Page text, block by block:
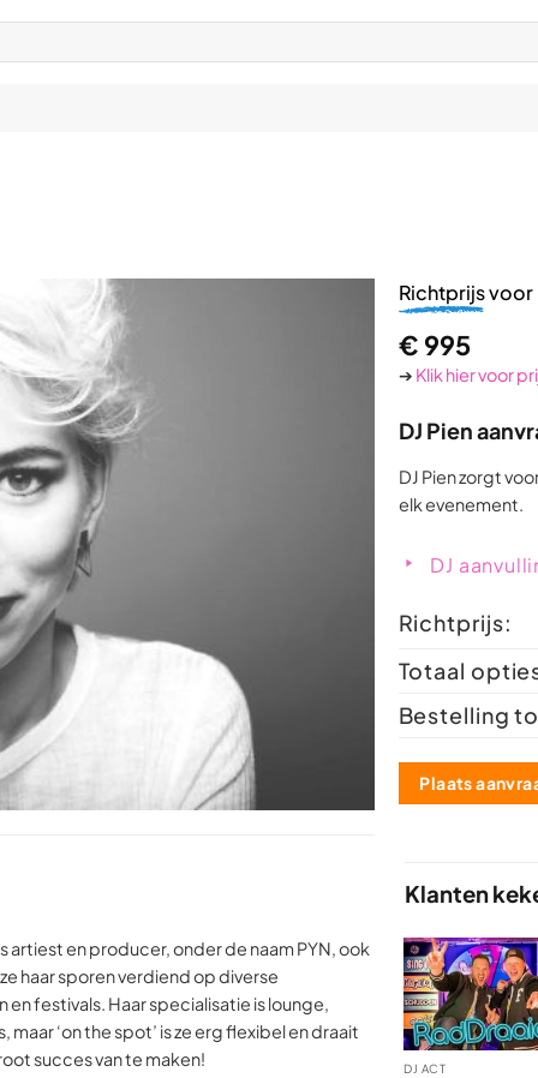
artiest en producer, onder de naam PYN, ook
haar sporen verdiend op diverse
festivals. Haar specialisatie is lounge,
‘on the spot’ is ze erg flexibel en draait
succes van te maken!
Richtprijsvoor
€ 995
➔ Klik hier voor
DJ Pien
DJ Pien zorgt
elk evenement.
DJ
Richtprijs:
Totaal
Bestelling
Plaats
Klanten
DJ ACT